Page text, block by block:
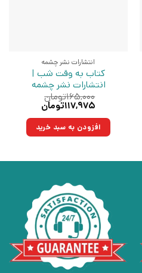
انتشارات نشر چشمه
کتاب به وقت شب |
انتشارات نشر چشمه
۱۶۵,۰۰۰تومان
قیمت
۱۶۵,۰۰۰تومان
بود.
۱۱۷,۹۷۵تومان
۱۱۷,۹۷۵تومان.افزودن به سبد خرید